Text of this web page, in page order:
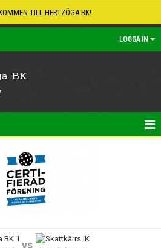
TILL HERTZÖGA BK!
LOGGA IN
BK
vs